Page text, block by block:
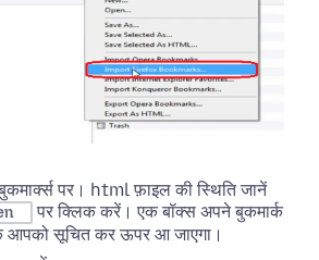
पर। html फ़ाइल की स्थिति जानें
पर क्लिक करें। एक बॉक्स अपने बुकमार्क
आपको सूचित कर ऊपर आ जाएगा।